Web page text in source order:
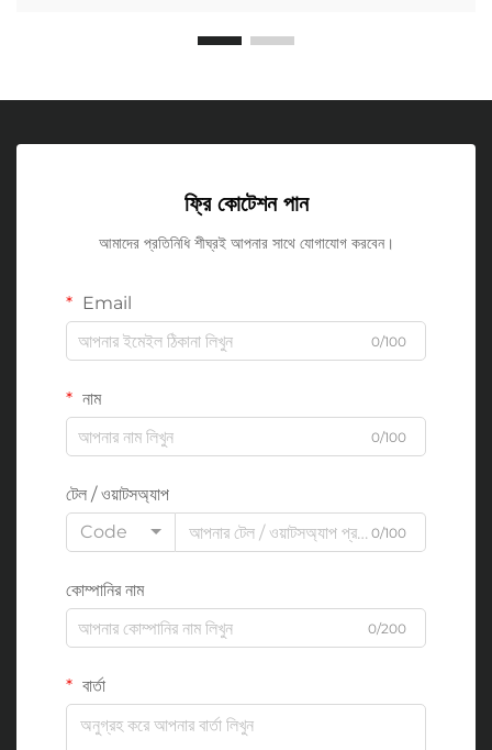
ফ্রি কোটেশন পান
আমাদের প্রতিনিধি শীঘ্রই আপনার সাথে যোগাযোগ করবেন।
Email
0/100
নাম
0/100
টেল / ওয়াটসঅ্যাপ
Code
0/100
কোম্পানির নাম
0/200
বার্তা